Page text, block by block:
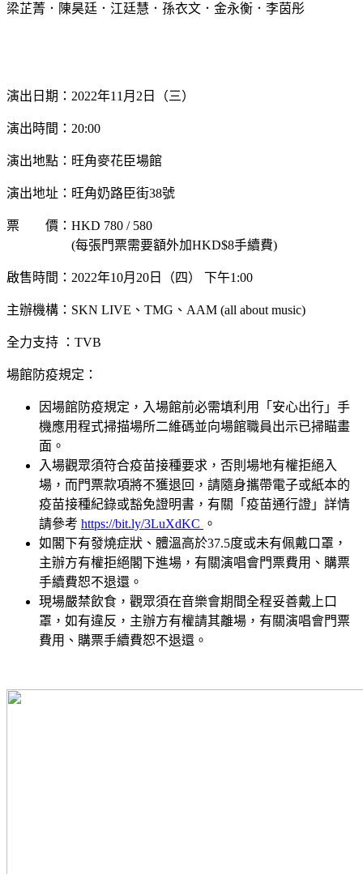
梁芷菁．陳昊廷．江廷慧．孫衣文．金永衡．李茵彤
演出日期：2022年11月2日（三）
演出時間：20:00
演出地點：旺角麥花臣場館
演出地址：旺角奶路臣街38號
票 價：HKD 780 / 580
(每張門票需要額外加HKD$8手續費)
啟售時間：2022年10月20日（四） 下午1:00
主辦機構：SKN LIVE、TMG、AAM (all about music)
全力支持 ：TVB
場館防疫規定：
因場館防疫規定，入場館前必需填利用「安心出行」手
機應用程式掃描場所二維碼並向場館職員出示已掃瞄畫
面。
入場觀眾須符合疫苗接種要求，否則場地有權拒絕入
場，而門票款項將不獲退回，請隨身攜帶電子或紙本的
疫苗接種紀錄或豁免證明書，有關「疫苗通行證」詳情
請參考 https://bit.ly/3LuXdKC 。
如閣下有發燒症狀、體溫高於37.5度或未有佩戴口罩，
主辦方有權拒絕閣下進場，有關演唱會門票費用、購票
手續費恕不退還。
現場嚴禁飲食，觀眾須在音樂會期間全程妥善戴上口
罩，如有違反，主辦方有權請其離場，有關演唱會門票
費用、購票手續費恕不退還。